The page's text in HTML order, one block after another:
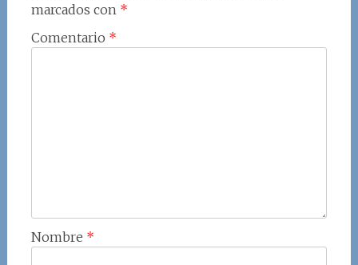
marcados con *
Comentario *
Nombre *